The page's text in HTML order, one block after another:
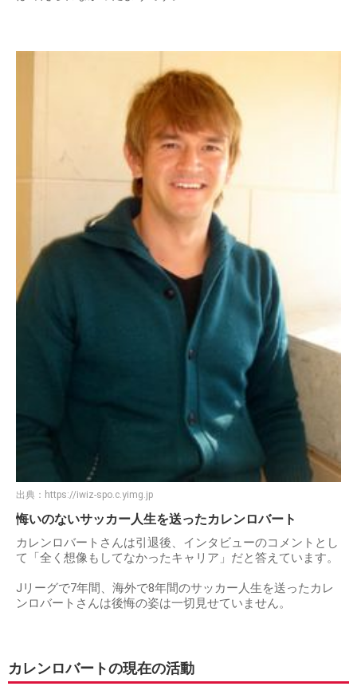
出典： https://iwiz-spo.c.yimg.jp
悔いのないサッカー人生を送ったカレンロバート
カレンロバートさんは引退後、インタビューのコメントとし
て「全く想像もしてなかったキャリア」だと答えています。
Jリーグで7年間、海外で8年間のサッカー人生を送ったカレ
ンロバートさんは後悔の姿は一切見せていません。
カレンロバートの現在の活動